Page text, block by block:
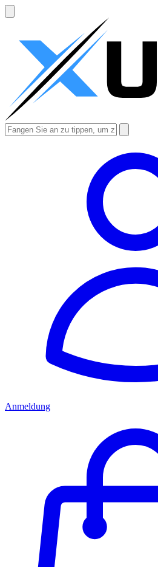
Anmeldung